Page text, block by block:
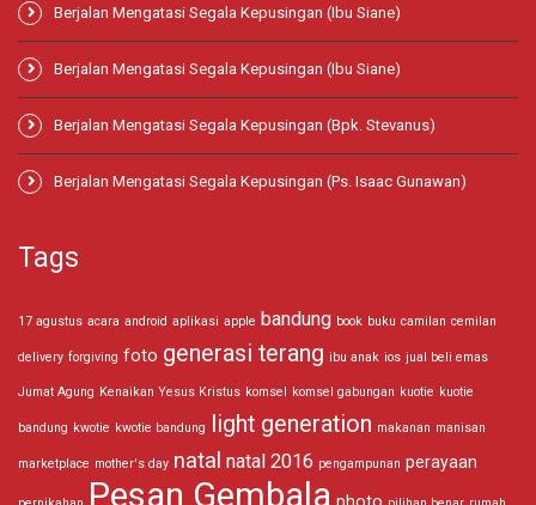
Berjalan Mengatasi Segala Kepusingan (Ibu Siane)
Berjalan Mengatasi Segala Kepusingan (Ibu Siane)
Berjalan Mengatasi Segala Kepusingan (Bpk. Stevanus)
Berjalan Mengatasi Segala Kepusingan (Ps. Isaac Gunawan)
Tags
17 agustus acara android aplikasi apple bandung book buku camilan cemilan
delivery forgiving foto generasi terang ibu anak ios jual beli emas
Jumat Agung Kenaikan Yesus Kristus komsel komsel gabungan kuotie kuotie
bandung kwotie kwotie bandung light generation makanan manisan
marketplace mother's day natal natal 2016 pengampunan perayaan
Pesan Gembala photo